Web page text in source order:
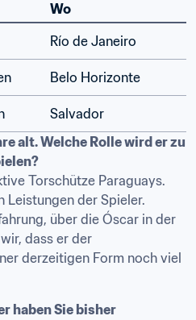
Wo
Río de Janeiro
Belo Horizonte
Salvador
alt. Welche Rolle wird er zu
Torschütze Paraguays.
Leistungen der Spieler.
dass er der
derzeitigen Form noch viel
haben Sie bisher